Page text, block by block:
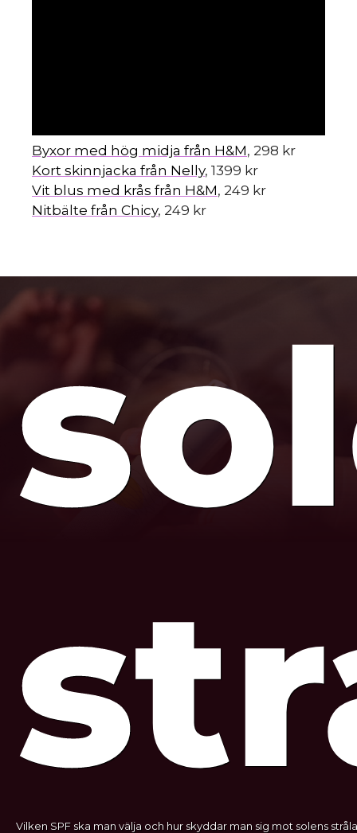
Byxor med hög midja från H&M, 298 kr
Kort skinnjacka från Nelly, 1399 kr
Vit blus med krås från H&M, 249 kr
Nitbälte från Chicy, 249 kr
Vilken SPF ska man välja och hur skyddar man sig mot solens